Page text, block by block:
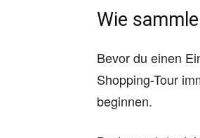
Wie
Bevor du einen
Shopping-Tour
beginnen.